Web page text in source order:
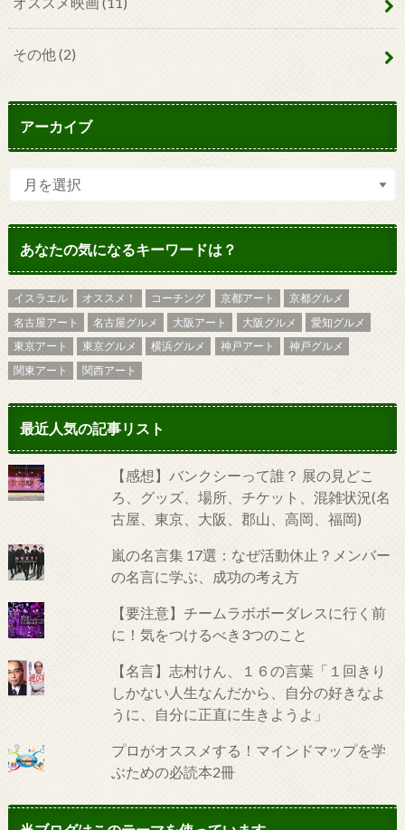
その他(2)
アーカイブ
あなたの気になるキーワードは？
イスラエル オススメ！ コーチング 京都アート
京都グルメ
名古屋アート
名古屋グルメ 大阪アート 大阪グルメ
愛知グルメ
東京アート
東京グルメ 横浜グルメ 神戸アート
神戸グルメ
関東アート
関西アート
最近人気の記事リスト
【感想】バンクシーって誰？ 展の見どこ
ろ、グッズ、場所、チケット、混雑状況(名
古屋、東京、大阪、郡山、高岡、福岡)
嵐の名言集 17選：なぜ活動休止？メンバー
の名言に学ぶ、成功の考え方
【要注意】チームラボボーダレスに行く前
に！気をつけるべき3つのこと
【名言】志村けん、１６の言葉「１回きり
しかない人生なんだから、自分の好きなよ
うに、自分に正直に生きようよ」
プロがオススメする！マインドマップを学
ぶための必読本2冊